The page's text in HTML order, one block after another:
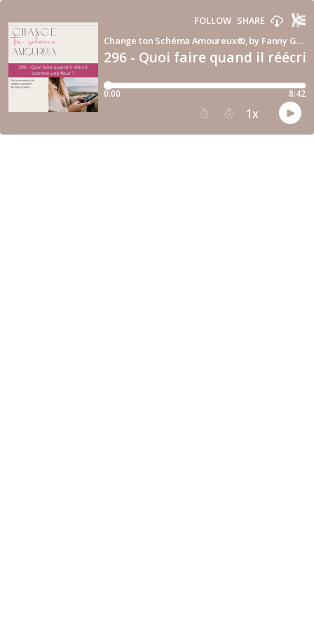
296 - Quoi faire quand il
Change ton Schéma Amoureux®, by Fanny Gippa.
FOLLOW SHARE
0:00 8:42
15 30 1x